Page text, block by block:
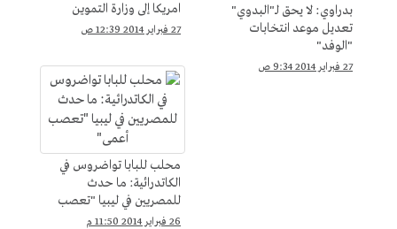
بدراوي: لا يحق لـ"البدوي"
تعديل موعد انتخابات
"الوفد"
27 فبراير 2014 9:34 ص
امريكا إلى وزارة التموين
27 فبراير 2014 12:39 ص
محلب للبابا تواضروس في
الكاتدرائية: ما حدث
للمصريين في ليبيا "تعصب
أعمى"
26 فبراير 2014 11:50 م